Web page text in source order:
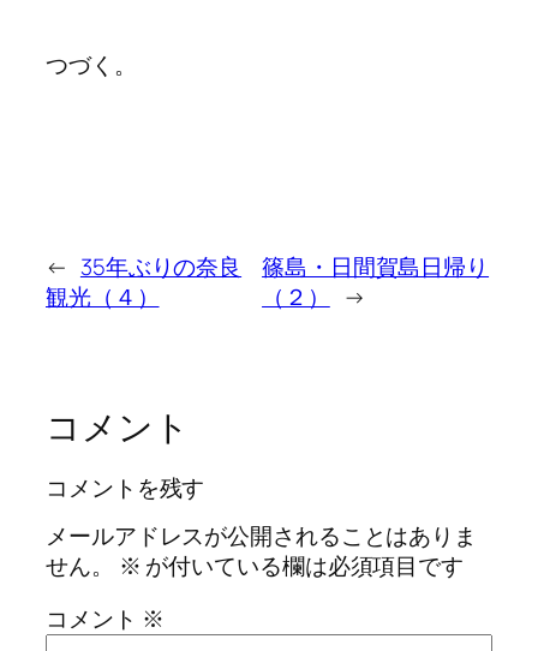
つづく。
← 35年ぶりの奈良
観光（４）
篠島・日間賀島日帰り
（２）
→
コメント
コメントを残す
メールアドレスが公開されることはありま
せん。
※ が付いている欄は必須項目です
コメント ※